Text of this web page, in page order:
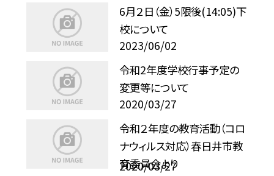
6月２日（金）5限後(14:05)下
校について
2023/06/02
令和2年度学校行事予定の
変更等について
2020/03/27
令和２年度の教育活動（コロ
ナウィルス対応）春日井市教
育委員会より
2020/03/27